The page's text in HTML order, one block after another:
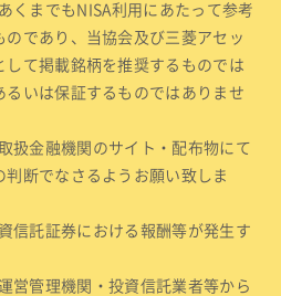
くまでもNISA利用にあたって参考
であり、当協会及び三菱アセッ
して掲載銘柄を推奨するものでは
るいは保証するものではありませ
扱金融機関のサイト・配布物にて
断でなさるようお願い致しま
信託証券における報酬等が発生す
営管理機関・投資信託業者等から